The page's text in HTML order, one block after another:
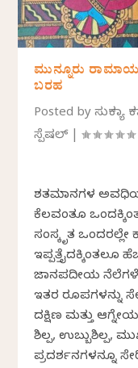
ಮುನ್ನೂರು
ಬರಹ
Posted byಸುಕನ್ಯಾ
ಸ್ಪೆಷಲ್|
ಶತಮಾನಗಳ
ಕೆಲವಂತೂ
ಸಂಸ್ಕೃತ
ಇಪ್ಪತ್ತೈದಕ್ಕಿಂತಲೂ
ಜಾನಪದೀಯ
ಇತರ ರೂಪಗಳನ್ನು
ದಕ್ಷಿಣ ಮತ್ತು
ಶಿಲ್ಪ, ಉಬ್ಬುಶಿಲ್ಪ,
ಪ್ರದರ್ಶನಗಳನ್ನೂ